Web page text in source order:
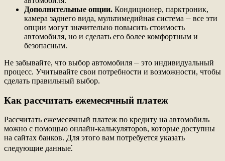
Дополнительные опции. Кондиционер, парктроник,
камера заднего вида, мультимедийная система ⏤ все эти
опции могут значительно повысить стоимость
автомобиля, но и сделать его более комфортным и
безопасным.
Не забывайте, что выбор автомобиля ⏤ это индивидуальный
процесс. Учитывайте свои потребности и возможности, чтобы
сделать правильный выбор.
Как рассчитать ежемесячный платеж
Рассчитать ежемесячный платеж по кредиту на автомобиль
можно с помощью онлайн-калькуляторов, которые доступны
на сайтах банков. Для этого вам потребуется указать
следующие данные⁚